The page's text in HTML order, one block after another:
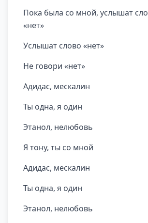
Пока была со мной, услышат
«нет»
Услышат слово «нет»
Не говори «нет»
Адидас, мескалин
Ты одна, я один
Этанол, нелюбовь
Я тону, ты со мной
Адидас, мескалин
Ты одна, я один
Этанол, нелюбовь